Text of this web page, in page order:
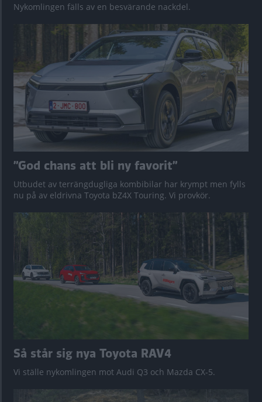
Nykomlingen fälls av en besvärande nackdel.
”God chans att bli ny favorit”
Utbudet av terrängdugliga kombibilar har krympt men fylls
nu på av eldrivna Toyota bZ4X Touring. Vi provkör.
Så står sig nya Toyota RAV4
Vi ställe nykomlingen mot Audi Q3 och Mazda CX-5.